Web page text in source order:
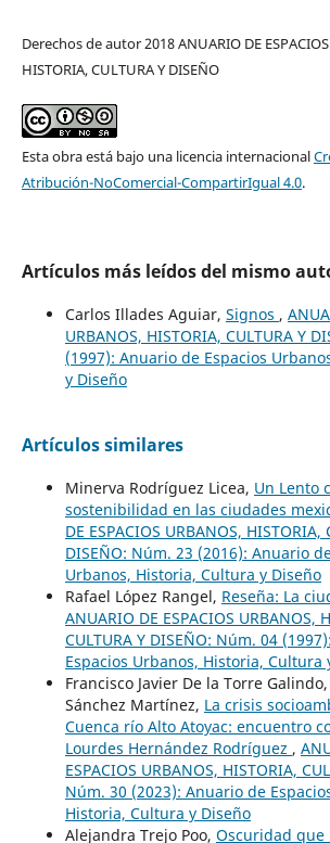
Derechos de autor 2018 ANUARIO DE
HISTORIA, CULTURA Y DISEÑO
Esta obra está bajo una licencia internacional
Atribución-NoComercial-CompartirIgual 4.0.
Artículos más leídos del mismo
Carlos Illades Aguiar, Signos ,
URBANOS, HISTORIA, CULTURA Y
(1997): Anuario de Espacios
y Diseño
Artículos similares
Minerva Rodríguez Licea, Un Lento
sostenibilidad en las ciudades
DE ESPACIOS URBANOS, HISTORIA,
DISEÑO: Núm. 23 (2016): Anuario
Urbanos, Historia, Cultura y Diseño
Rafael López Rangel, Reseña: La
ANUARIO DE ESPACIOS URBANOS,
CULTURA Y DISEÑO: Núm. 04
Espacios Urbanos, Historia, Cultura
Francisco Javier De la Torre
Sánchez Martínez, La crisis
Cuenca río Alto Atoyac: encuentro
Lourdes Hernández Rodríguez ,
ESPACIOS URBANOS, HISTORIA,
Núm. 30 (2023): Anuario de
Historia, Cultura y Diseño
Alejandra Trejo Poo, Oscuridad que